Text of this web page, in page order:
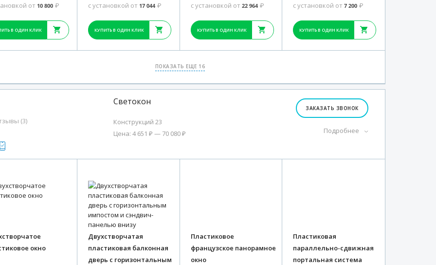
от 10 800 ₽
В ОДИН КЛИК
с установкой от 17 044 ₽
КУПИТЬ В ОДИН КЛИК
с установкой от 22 964 ₽
КУПИТЬ В ОДИН КЛИК
с установкой от7 200 ₽
КУПИТЬ В ОДИН КЛИК
ПОКАЗАТЬ ЕЩЕ 16
Светокон
ЗАКАЗАТЬ ЗВОНОК
(3)
Конструкций 23
Цена: 4 651 ₽ — 70 080 ₽
Подробнее
окно
Двухстворчатая
пластиковая балконная
дверь с горизонтальным
Пластиковое
французское панорамное
окно
Пластиковая
параллельно-сдвижная
портальная система